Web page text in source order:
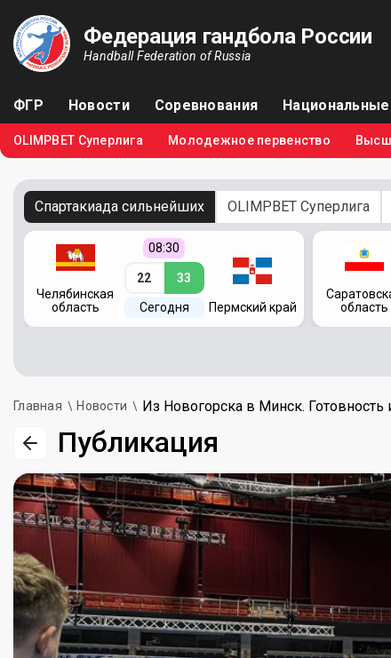
Федерация гандбола России
Handball Federation of Russia
ФГР Новости Соревнования
OLIMPBET Суперлига Молодежное первенство
Спартакиада сильнейших OLIMPBET Суперлига
Челябинская
область
08:30
22 33
Сегодня Пермский край
область
Главная Новости Из Новогорска в Минск. Готовность
Публикация